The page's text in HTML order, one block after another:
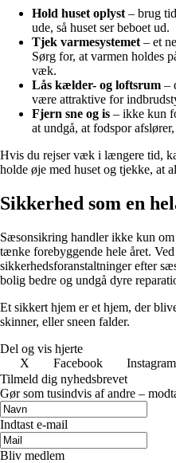
Hold huset oplyst – brug
ude, så huset ser beboet ud.
Tjek varmesystemet – et
Sørg for, at varmen holdes
væk.
Lås kælder- og loftsrum –
være attraktive for
Fjern sne og is – ikke kun
at undgå, at fodspor
Hvis du rejser væk i længere tid,
holde øje med huset og tjekke, at
Sikkerhed som en
Sæsonsikring handler ikke kun
tænke forebyggende hele året.
sikkerhedsforanstaltninger efter
bolig bedre og undgå dyre
Et sikkert hjem er et hjem, der
skinner, eller sneen falder.
Del og vis hjerte
X
Facebook Instagram
Tilmeld dig nyhedsbrevet
Gør som tusindvis af andre –
Indtast e-mail
Bliv medlem